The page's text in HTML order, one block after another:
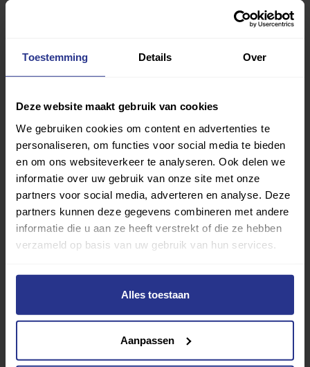
Toestemming Details Over
Deze website maakt gebruik van cookies
We gebruiken cookies om content en advertenties te
personaliseren, om functies voor social media te bieden
en om ons websiteverkeer te analyseren. Ook delen we
informatie over uw gebruik van onze site met onze
partners voor social media, adverteren en analyse. Deze
partners kunnen deze gegevens combineren met andere
informatie die u aan ze heeft verstrekt of die ze hebben
verzameld op basis van uw gebruik van hun services.
Alles toestaan
Aanpassen
Van atletiek tot zwemmen: met onze Sportzoeker
die bij je past.
Sport zoeken
Verder lezen over